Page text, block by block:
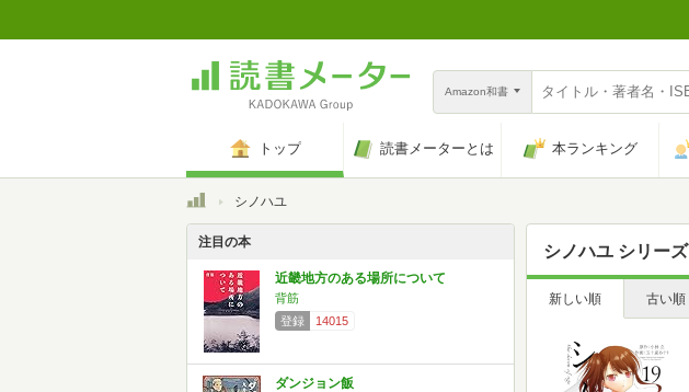
Amazon和書
トップ 読書メーターとは 本ランキング
トップシノハユ
シノハユ シリーズ
新しい順 古い順
注目の本
近畿地方のある場所について
背筋
登録
14015
ダンジョン飯